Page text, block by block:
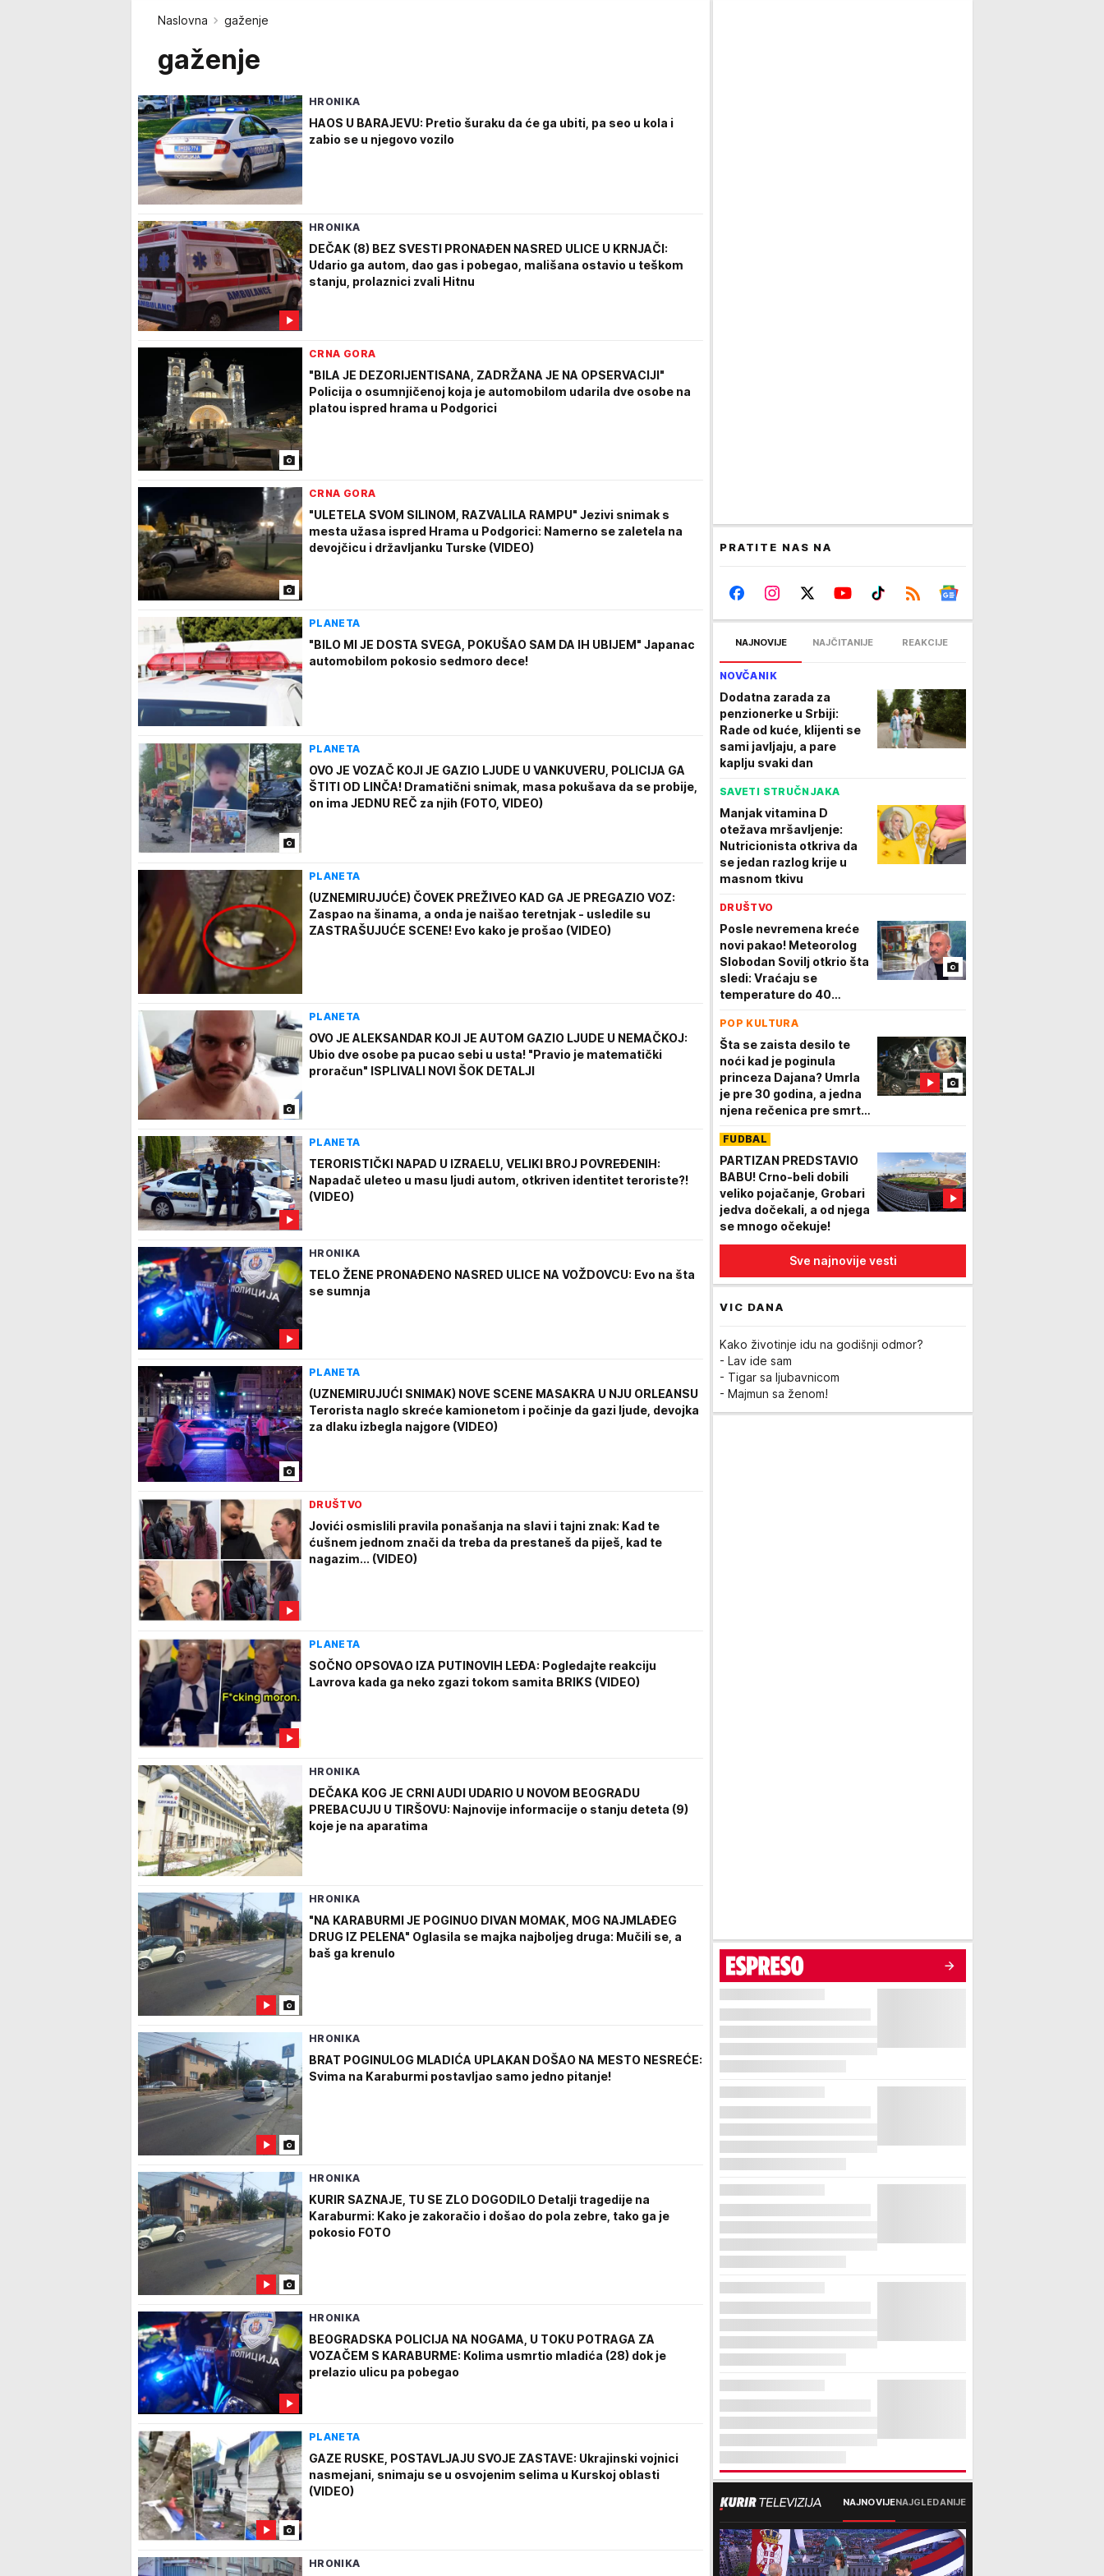
Naslovna gaženje
gaženje
HRONIKA
HAOS U BARAJEVU: Pretio šuraku da će ga ubiti, pa seo u kola i
zabio se u njegovo vozilo
HRONIKA
DEČAK (8) BEZ SVESTI PRONAĐEN NASRED ULICE U KRNJAČI:
Udario ga autom, dao gas i pobegao, mališana ostavio u teškom
stanju, prolaznici zvali Hitnu
CRNA GORA
"BILA JE DEZORIJENTISANA, ZADRŽANA JE NA OPSERVACIJI"
Policija o osumnjičenoj koja je automobilom udarila dve osobe na
platou ispred hrama u Podgorici
CRNA GORA
"ULETELA SVOM SILINOM, RAZVALILA RAMPU" Jezivi snimak s
mesta užasa ispred Hrama u Podgorici: Namerno se zaletela na
devojčicu i državljanku Turske (VIDEO)
PLANETA
"BILO MI JE DOSTA SVEGA, POKUŠAO SAM DA IH UBIJEM" Japanac
automobilom pokosio sedmoro dece!
PLANETA
OVO JE VOZAČ KOJI JE GAZIO LJUDE U VANKUVERU, POLICIJA GA
ŠTITI OD LINČA! Dramatični snimak, masa pokušava da se probije,
on ima JEDNU REČ za njih (FOTO, VIDEO)
PLANETA
(UZNEMIRUJUĆE) ČOVEK PREŽIVEO KAD GA JE PREGAZIO VOZ:
Zaspao na šinama, a onda je naišao teretnjak - usledile su
ZASTRAŠUJUĆE SCENE! Evo kako je prošao (VIDEO)
PLANETA
OVO JE ALEKSANDAR KOJI JE AUTOM GAZIO LJUDE U NEMAČKOJ:
Ubio dve osobe pa pucao sebi u usta! "Pravio je matematički
proračun" ISPLIVALI NOVI ŠOK DETALJI
PLANETA
TERORISTIČKI NAPAD U IZRAELU, VELIKI BROJ POVREĐENIH:
Napadač uleteo u masu ljudi autom, otkriven identitet teroriste?!
(VIDEO)
HRONIKA
TELO ŽENE PRONAĐENO NASRED ULICE NA VOŽDOVCU: Evo na šta
se sumnja
PLANETA
(UZNEMIRUJUĆI SNIMAK) NOVE SCENE MASAKRA U NJU ORLEANSU
Terorista naglo skreće kamionetom i počinje da gazi ljude, devojka
za dlaku izbegla najgore (VIDEO)
DRUŠTVO
Jovići osmislili pravila ponašanja na slavi i tajni znak: Kad te
ćušnem jednom znači da treba da prestaneš da piješ, kad te
nagazim... (VIDEO)
PLANETA
SOČNO OPSOVAO IZA PUTINOVIH LEĐA: Pogledajte reakciju
Lavrova kada ga neko zgazi tokom samita BRIKS (VIDEO)
HRONIKA
DEČAKA KOG JE CRNI AUDI UDARIO U NOVOM BEOGRADU
PREBACUJU U TIRŠOVU: Najnovije informacije o stanju deteta (9)
koje je na aparatima
HRONIKA
"NA KARABURMI JE POGINUO DIVAN MOMAK, MOG NAJMLAĐEG
DRUG IZ PELENA" Oglasila se majka najboljeg druga: Mučili se, a
baš ga krenulo
HRONIKA
BRAT POGINULOG MLADIĆA UPLAKAN DOŠAO NA MESTO NESREĆE:
Svima na Karaburmi postavljao samo jedno pitanje!
HRONIKA
KURIR SAZNAJE, TU SE ZLO DOGODILO Detalji tragedije na
Karaburmi: Kako je zakoračio i došao do pola zebre, tako ga je
pokosio FOTO
HRONIKA
BEOGRADSKA POLICIJA NA NOGAMA, U TOKU POTRAGA ZA
VOZAČEM S KARABURME: Kolima usmrtio mladića (28) dok je
prelazio ulicu pa pobegao
PLANETA
GAZE RUSKE, POSTAVLJAJU SVOJE ZASTAVE: Ukrajinski vojnici
nasmejani, snimaju se u osvojenim selima u Kurskoj oblasti
(VIDEO)
HRONIKA
PRATITE NAS NA
NAJNOVIJE NAJČITANIJE REAKCIJE
NOVČANIK
Dodatna zarada za
penzionerke u Srbiji:
Rade od kuće, klijenti se
sami javljaju, a pare
kaplju svaki dan
SAVETI STRUČNJAKA
Manjak vitamina D
otežava mršavljenje:
Nutricionista otkriva da
se jedan razlog krije u
masnom tkivu
DRUŠTVO
Posle nevremena kreće
novi pakao! Meteorolog
Slobodan Sovilj otkrio šta
sledi: Vraćaju se
temperature do 40
Dunav i dalje kritično
nizak
POP KULTURA
Šta se zaista desilo te
noći kad je poginula
princeza Dajana? Umrla
je pre 30 godina, a jedna
njena rečenica pre smrti i
FUDBAL
PARTIZAN PREDSTAVIO
BABU! Crno-beli dobili
veliko pojačanje, Grobari
jedva dočekali, a od njega
se mnogo očekuje!
Sve najnovije vesti
VIC DANA
Kako životinje idu na godišnji odmor?
- Lav ide sam
- Tigar sa ljubavnicom
- Majmun sa ženom!
NAJNOVIJENAJGLEDANIJE